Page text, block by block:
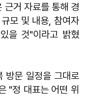
근거 자료를 통해 경
모 및 내용, 참여자
을 것"이라고 밝혔
방문 일정을 그대로
"정 대표는 어떤 위